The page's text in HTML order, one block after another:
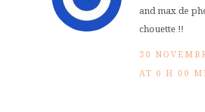
and max de
chouette !!
30
AT 0 H 00